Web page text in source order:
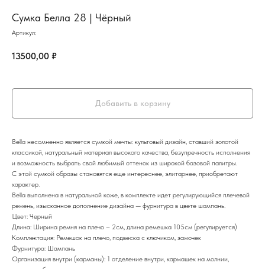
Сумка Белла 28 | Чёрный
Артикул:
13500,00 ₽
Добавить в корзину
Bella несомненно является сумкой мечты: культовый дизайн, ставший золотой
классикой, натуральный материал высокого качества, безупречность исполнения
и возможность выбрать свой любимый оттенок из широкой базовой палитры.
С этой сумкой образы становятся еще интереснее, элитарнее, приобретают
характер.
Bella выполненa в натуральной коже, в комплекте идет регулирующийся плечевой
ремень, изысканное дополнение дизайна — фурнитура в цвете шампань.
Цвет: Черный
Длина: Ширина ремня на плечо – 2см, длина ремешка 105см (регулируется)
Комплектация: Ремешок на плечо, подвеска с ключиком, замочек
Фурнитура: Шампань
Организация внутри (карманы): 1 отделение внутри, кармашек на молнии,